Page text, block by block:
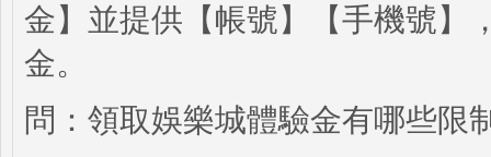
金】並提供【帳號】【手機號】
金。
問：領取娛樂城體驗金有哪些限